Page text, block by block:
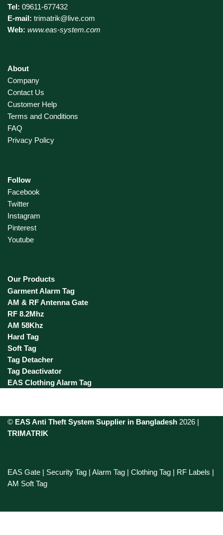
Tel: 09611-677432
E-mail: trimatrik@live.com
Web: www.eas-system.com
About
Company
Contact Us
Customer Help
Terms and Conditions
FAQ
Privacy Policy
Follow
Facebook
Twitter
Instagram
Pinterest
Youtube
Our Products
Garment Alarm Tag
AM & RF Antenna Gate
RF 8.2Mhz
AM 58Khz
Hard Tag
Soft Tag
Tag Detacher
Tag Deactivator
EAS Clothing Alarm Tag
© EAS Anti Theft System Supplier in Bangladesh 2026 |
TRIMATRIK
EAS Gate | Security Tag | Alarm Tag | Clothing Tag | RF Labels |
AM Soft Tag